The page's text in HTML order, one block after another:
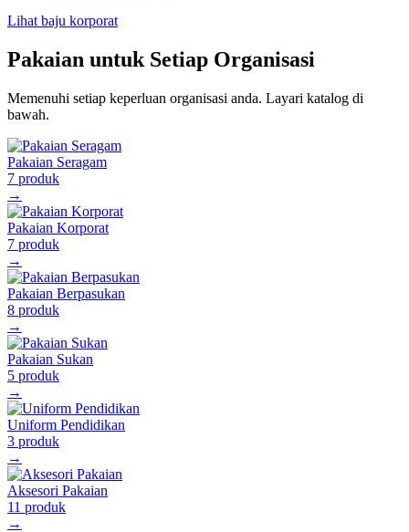
Lihat baju korporat
Pakaian untuk Setiap Organisasi
Memenuhi setiap keperluan organisasi anda. Layari katalog di
bawah.
Pakaian Seragam
7 produk
→
Pakaian Korporat
7 produk
→
Pakaian Berpasukan
8 produk
→
Pakaian Sukan
5 produk
→
Uniform Pendidikan
3 produk
→
Aksesori Pakaian
11 produk
→